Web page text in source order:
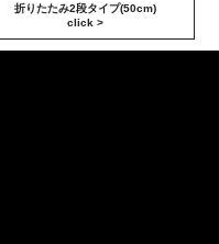
折りたたみ2段タイプ(50cm)
click >